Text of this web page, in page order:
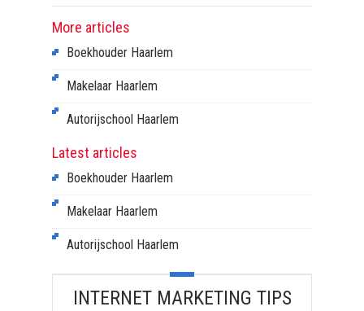
More articles
Boekhouder Haarlem
Makelaar Haarlem
Autorijschool Haarlem
Latest articles
Boekhouder Haarlem
Makelaar Haarlem
Autorijschool Haarlem
INTERNET MARKETING TIPS